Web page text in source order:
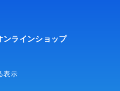
ンラインショップ
表示